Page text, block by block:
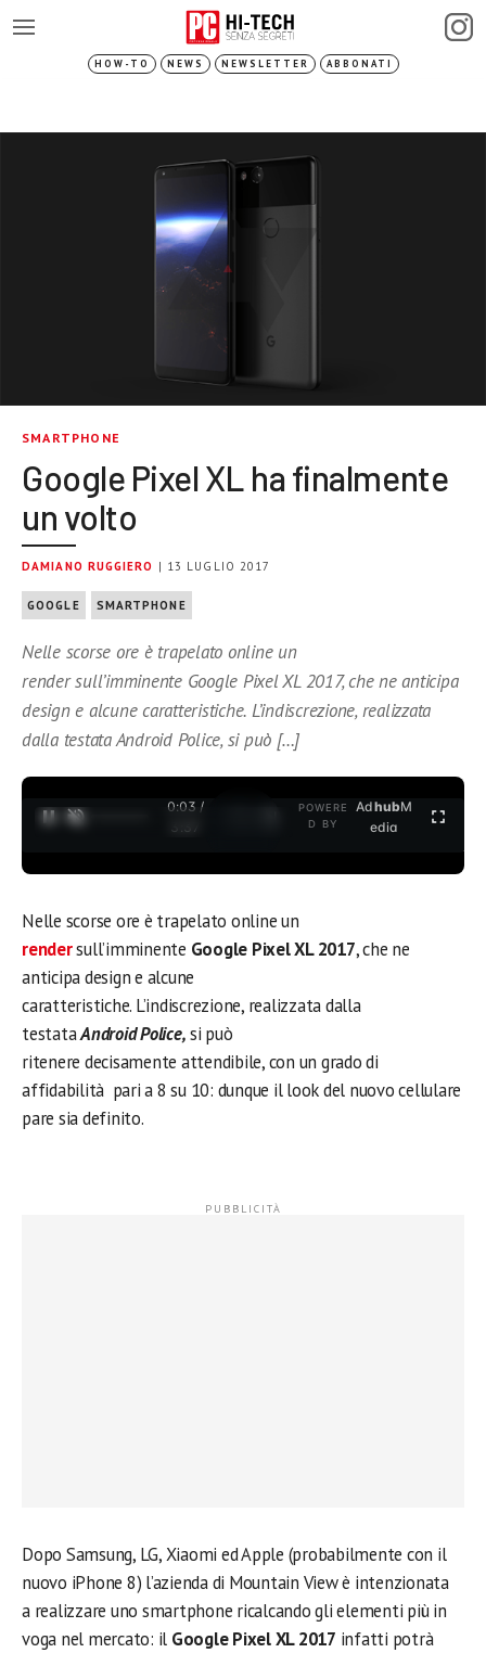
HOW-TO NEWS NEWSLETTER ABBONATI
SMARTPHONE
Google Pixel XL ha finalmente
un volto
DAMIANO RUGGIERO | 13 LUGLIO 2017
GOOGLE SMARTPHONE
Nelle scorse ore è trapelato online un
render sull’imminente Google Pixel XL 2017, che ne anticipa
design e alcune caratteristiche. L’indiscrezione, realizzata
dalla testata Android Police, si può […]
0:03 /
3:37
POWERE
D BY
AdhubM
edia
Nelle scorse ore è trapelato online un
rendersull’imminente Google Pixel XL 2017, che ne
anticipa design e alcune
caratteristiche. L’indiscrezione, realizzata dalla
testataAndroid Police,si può
ritenere decisamente attendibile, con un grado di
affidabilità pari a 8 su 10: dunque il look del nuovo cellulare
pare sia definito.
Dopo Samsung, LG, Xiaomi ed Apple (probabilmente con il
nuovo iPhone 8) l’azienda di Mountain View è intenzionata
a realizzare uno smartphone ricalcando gli elementi più in
voga nel mercato: il Google Pixel XL 2017 infatti potrà